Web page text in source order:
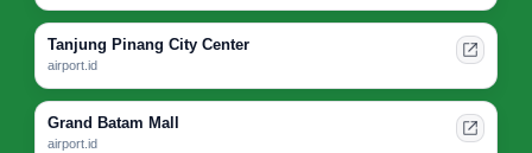
Tanjung Pinang City Center
airport.id
Grand Batam Mall
airport.id